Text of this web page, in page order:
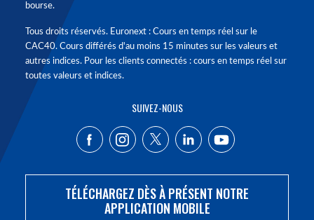
bourse.
Tous droits réservés. Euronext : Cours en temps réel sur le
CAC40. Cours différés d'au moins 15 minutes sur les valeurs et
autres indices. Pour les clients connectés : cours en temps réel sur
toutes valeurs et indices.
SUIVEZ-NOUS
TÉLÉCHARGEZ DÈS À PRÉSENT NOTRE
APPLICATION MOBILE